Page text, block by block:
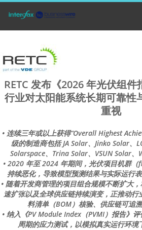
RETC 发布《2026 年光伏组
行业对太阳能系统长期可靠性
重视
• 连续三年或以上获得“Overall Highest
级的制造商包括 JA Solar、Jinko Solar、
Solarspace、Trina Solar、VSUN Solar
• 2020 年至 2024 年期间，光伏项目机群
持续恶化，导致模型预测结果与实际运行
• 随着开发商管理的项目组合规模不断扩大
速扩张以及全球供应链持续演变，正推动行
料清单（BOM）核验、供应链可追
• 纳入《PV Module Index（PVMI）报告》
周期的应力测试，以模拟真实运行环境